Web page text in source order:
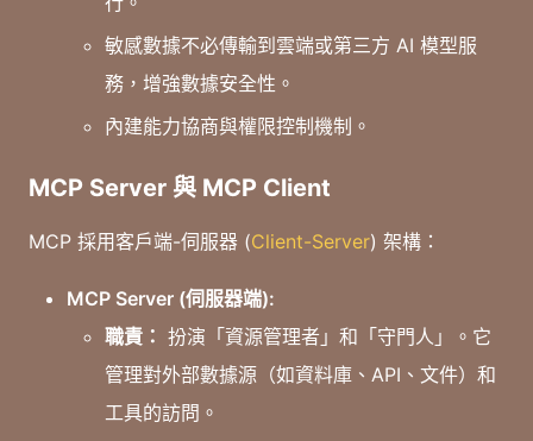
敏感數據不必傳輸到雲端或第三方 AI 模型服
務，增強數據安全性。
內建能力協商與權限控制機制。
MCP Server 與 MCP Client
MCP 採用客戶端-伺服器 (Client-Server) 架構：
MCP Server (伺服器端):
職責： 扮演「資源管理者」和「守門人」。它
管理對外部數據源（如資料庫、API、文件）和
工具的訪問。